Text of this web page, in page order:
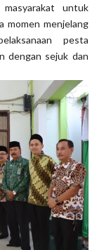
untuk
momen menjelang
pesta
dengan sejuk dan